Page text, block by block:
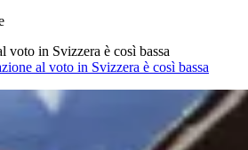
voto in Svizzera è così bassa
al voto in Svizzera è così bassa